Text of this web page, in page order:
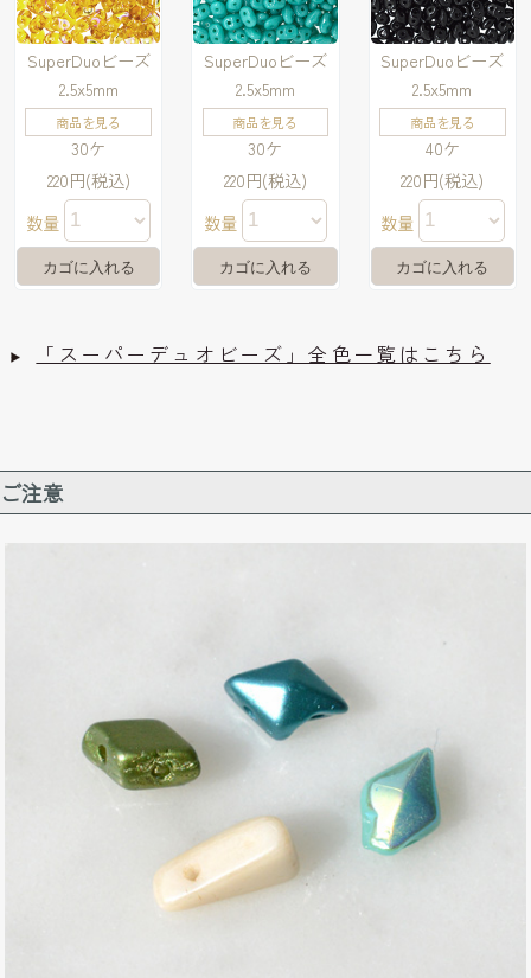
SuperDuoビーズ
2.5x5mm
商品を見る
30ケ
220円(税込)
数量
SuperDuoビーズ
2.5x5mm
商品を見る
30ケ
220円(税込)
数量
SuperDuoビーズ
2.5x5mm
商品を見る
40ケ
220円(税込)
数量
「スーパーデュオビーズ」全色一覧はこちら
ご注意